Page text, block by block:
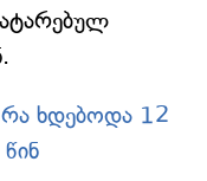
რა ხდებოდა 12